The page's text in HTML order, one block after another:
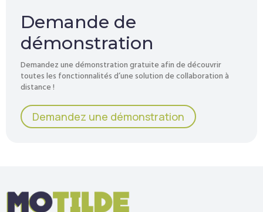
Demande de
démonstration
Demandez une démonstration gratuite afin de découvrir
toutes les fonctionnalités d’une solution de collaboration à
distance !
Demandez une démonstration